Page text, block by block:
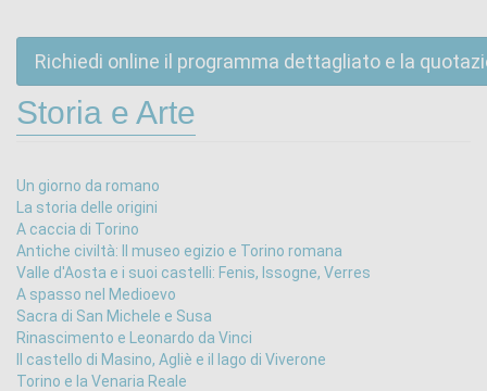
Richiedi online il programma dettagliato e la
Storia e Arte
Un giorno da romano
La storia delle origini
A caccia di Torino
Antiche civiltà: Il museo egizio e Torino romana
Valle d'Aosta e i suoi castelli: Fenis, Issogne, Verres
A spasso nel Medioevo
Sacra di San Michele e Susa
Rinascimento e Leonardo da Vinci
Il castello di Masino, Agliè e il lago di Viverone
Torino e la Venaria Reale